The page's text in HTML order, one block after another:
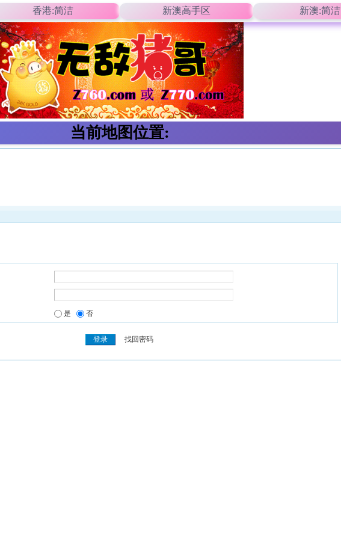
香港:简洁 新澳高手区 新澳:简洁
当前地图位置:
是 否
找回密码